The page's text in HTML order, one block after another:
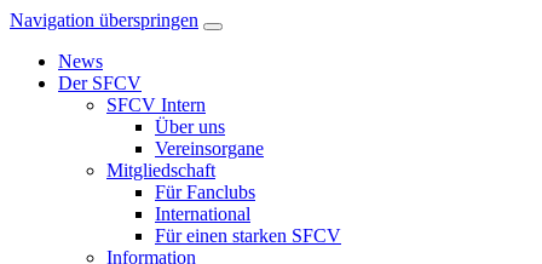
Navigation überspringen
News
Der SFCV
SFCV Intern
Über uns
Vereinsorgane
Mitgliedschaft
Für Fanclubs
International
Für einen starken SFCV
Information